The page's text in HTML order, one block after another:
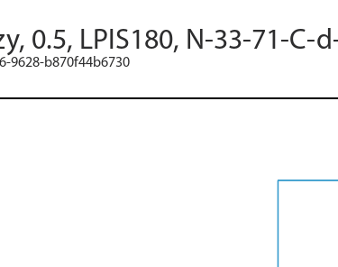
0.5, LPIS180, N-33-71-C-
9628-b870f44b6730